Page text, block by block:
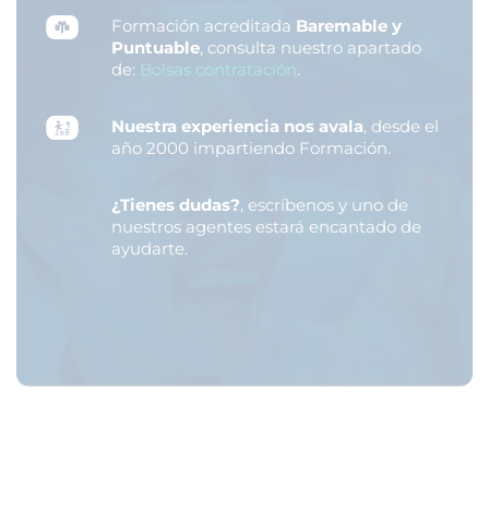
Formación acreditada Baremable y
Puntuable, consulta nuestro apartado
de: Bolsas contratación.
Nuestra experiencia nos avala, desde el
año 2000 impartiendo Formación.
¿Tienes dudas?, escríbenos y uno de
nuestros agentes estará encantado de
ayudarte.